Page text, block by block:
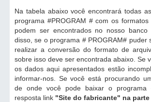
Na tabela abaixo você encontrará todas
programa #PROGRAM # com os
podem ser encontrados no nosso banco
disso, se o programa # PROGRAM# puder
realizar a conversão do formato de
sobre isso deve ser encontrada abaixo. Se
os dados aqui apresentados estão
informar-nos. Se você está procurando
de onde você pode baixar o programa
resposta link "Site do fabricante" na